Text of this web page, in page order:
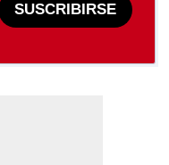
SUSCRIBIRSE